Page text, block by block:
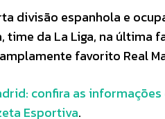
divisão espanhola e
da La Liga, na última
favorito Real
confira as
Esportiva.